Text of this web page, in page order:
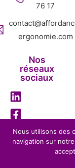
76 17
ergonomie.com
Nos
réseaux
sociaux
Affordance
Mentions
Nous utilisons des
navigation sur